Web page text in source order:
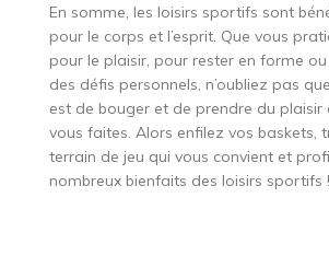
En somme, les loisirs sportifs sont
pour le corps et l’esprit. Que vous
pour le plaisir, pour rester en forme
des défis personnels, n’oubliez pas
est de bouger et de prendre du plaisir
vous faites. Alors enfilez vos baskets,
terrain de jeu qui vous convient et
nombreux bienfaits des loisirs sportifs !